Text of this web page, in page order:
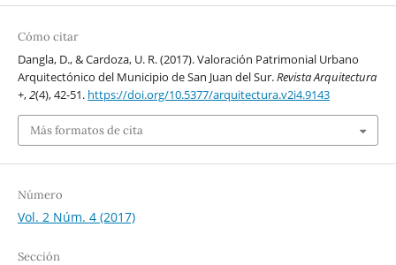
Cómo citar
Dangla, D., & Cardoza, U. R. (2017). Valoración Patrimonial Urbano
Arquitectónico del Municipio de San Juan del Sur.Revista Arquitectura
+,2(4), 42-51. https://doi.org/10.5377/arquitectura.v2i4.9143
Más formatos de cita
Número
Vol. 2 Núm. 4 (2017)
Sección